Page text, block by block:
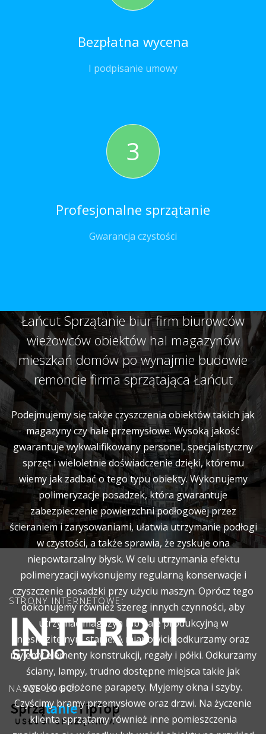
Bezpłatna wycena
I podpisanie umowy
3
Profesjonalne sprzątanie
Gwarancja czystości
Łańcut Sprzątanie biur firm biurowców
wieżowców obiektów hal magazynów
mieszkań domów po wynajmie budowie
remoncie firma sprzątająca Łańcut
Podejmujemy się także czyszczenia obiektów takich jak
magazyny czy hale przemysłowe. Wysoką jakość
gwarantuje wykwalifikowany personel, specjalistyczny
sprzęt i wieloletnie doświadczenie dzięki, któremu
wiemy jak zadbać o tego typu obiekty. Wykonujemy
polimeryzacje posadzek, która gwarantuje
zabezpieczenie powierzchni podłogowej przez
ścieraniem i zarysowaniami, ułatwia utrzymanie podłogi
w czystości, a także sprawia, że zyskuje ona
niepowtarzalny błysk. W celu utrzymania efektu
polimeryzacji wykonujemy regularną konserwacje i
czyszczenie posadzki przy użyciu maszyn. Oprócz tego
dokonujemy również szereg innych czynności, aby
utrzymać magazyn lub hale produkcyjną w
nieskazitelnym stanie. A mianowicie odkurzamy oraz
myjemy elementy konstrukcji, regały i półki. Odkurzamy
ściany, lampy, trudno dostępne miejsca takie jak
wysoko położone parapety. Myjemy okna i szyby.
Czyścimy bramy przemysłowe oraz drzwi. Na życzenie
klienta sprzątamy również inne pomieszczenia
STRONY INTERNETOWE:
NASZE LOGO: